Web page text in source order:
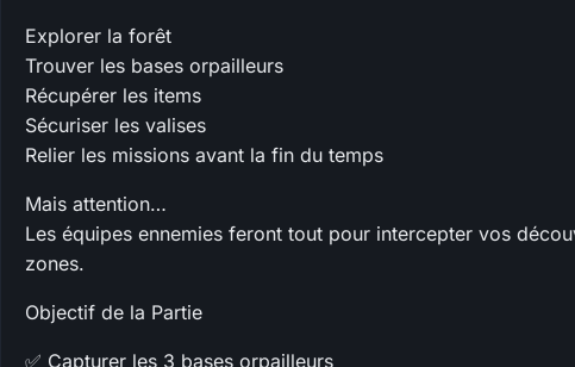
Explorer la forêt
Trouver les bases orpailleurs
Récupérer les items
Sécuriser les valises
Relier les missions avant la fin du temps
Mais attention…
Les équipes ennemies feront tout pour intercepter vos
zones.
Objectif de la Partie
✅ Capturer les 3 bases orpailleurs